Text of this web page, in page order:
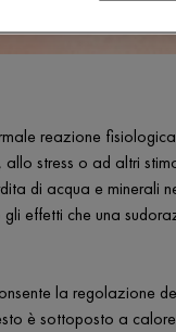
reazione
allo stress o ad altri
di acqua e minerali
effetti che una
la regolazione
è sottoposto a calore